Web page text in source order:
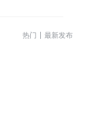
热门 最新发布